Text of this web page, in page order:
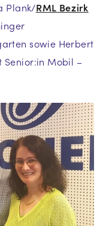
Plank/RML Bezirk
sowie Herbert
Senior:in Mobil –